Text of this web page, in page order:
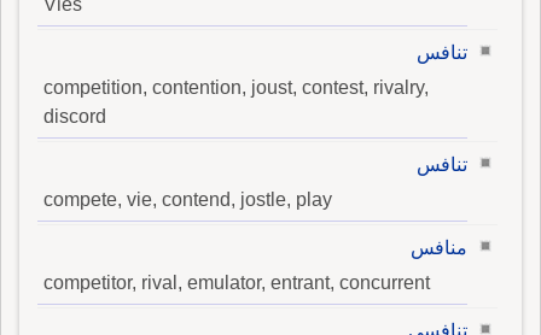
Vies
تنافس
competition, contention, joust, contest, rivalry,
discord
تنافس
compete, vie, contend, jostle, play
منافس
competitor, rival, emulator, entrant, concurrent